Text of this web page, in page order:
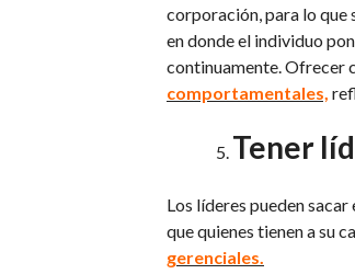
corporación, para lo que
en donde el individuo
continuamente. Ofrecer
comportamentales,
Tener
Los líderes pueden
que quienes tienen a su
gerenciales.